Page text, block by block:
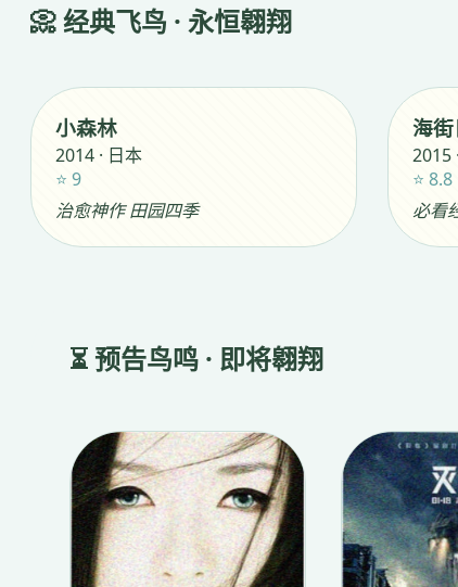
📀 经典飞鸟 · 永恒翱翔
小森林
2014 · 日本
⭐ 9
治愈神作 田园四季
海
2015
⭐ 8.8
必看
⏳ 预告鸟鸣 · 即将翱翔